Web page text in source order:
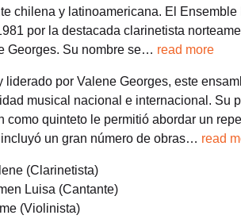
chilena y latinoamericana. El Ensemble
por la destacada clarinetista
Georges. Su nombre se… read more
liderado por Valene Georges, este
musical nacional e internacional. Su
como quinteto le permitió abordar un
un gran número de obras… read
(Clarinetista)
Luisa (Cantante)
(Violinista)